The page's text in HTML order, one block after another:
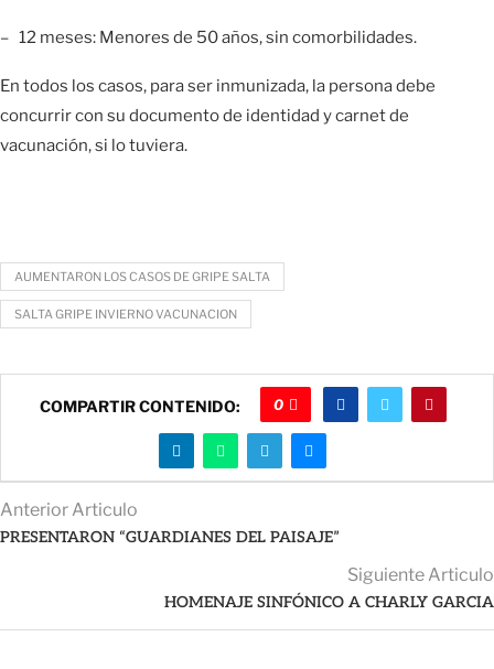
– 12 meses: Menores de 50 años, sin comorbilidades.
En todos los casos, para ser inmunizada, la persona debe
concurrir con su documento de identidad y carnet de
vacunación, si lo tuviera.
AUMENTARON LOS CASOS DE GRIPE SALTA
SALTA GRIPE INVIERNO VACUNACION
COMPARTIR CONTENIDO: 0
Anterior Articulo
PRESENTARON “GUARDIANES DEL PAISAJE”
Siguiente Articulo
HOMENAJE SINFÓNICO A CHARLY GARCIA